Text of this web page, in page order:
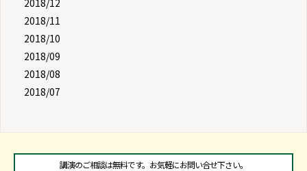
2018/12
2018/11
2018/10
2018/09
2018/08
2018/07
講演のご相談は無料です。お気軽にお問い合せ下さい。